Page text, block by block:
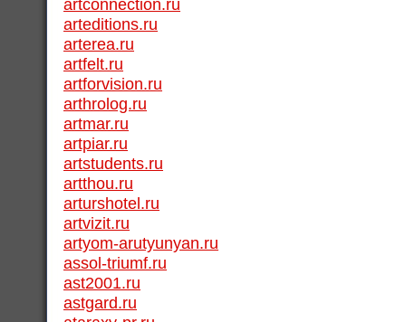
artconnection.ru
arteditions.ru
arterea.ru
artfelt.ru
artforvision.ru
arthrolog.ru
artmar.ru
artpiar.ru
artstudents.ru
artthou.ru
arturshotel.ru
artvizit.ru
artyom-arutyunyan.ru
assol-triumf.ru
ast2001.ru
astgard.ru